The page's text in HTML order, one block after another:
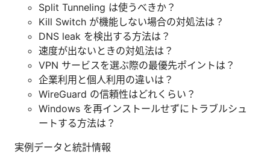
Split Tunneling は使うべきか？
Kill Switch が機能しない場合の対処法は？
DNS leak を検出する方法は？
速度が出ないときの対処法は？
VPN サービスを選ぶ際の最優先ポイントは？
企業利用と個人利用の違いは？
WireGuard の信頼性はどれくらい？
Windows を再インストールせずにトラブルシュ
ートする方法は？
実例データと統計情報